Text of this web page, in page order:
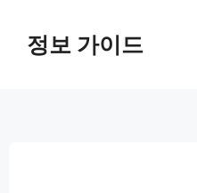
정보 가이드